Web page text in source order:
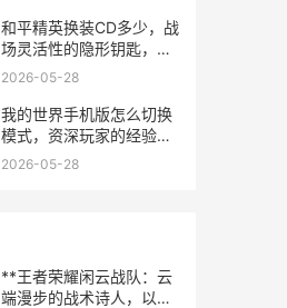
和平精英换装CD多少，战
场灵活性的隐形钥匙，副
标题，从秒数权衡到战术
2026-05-28
我的世界手机版怎么切换
模式，资深玩家的经验分
享
2026-05-28
**王者荣耀闲云战队：云
端漫步的战术诗人，以静